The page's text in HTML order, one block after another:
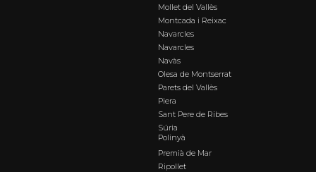
Mollet del Vallès
Montcada i Reixac
Navarcles
Navarcles
Navàs
Olesa de Montserrat
Parets del Vallès
Piera
Sant Pere de Ribes
Súria
Polinyà
Premià de Mar
Ripollet